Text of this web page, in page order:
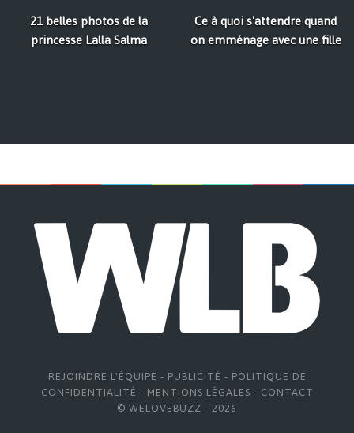
21 belles photos de la
princesse Lalla Salma
Ce à quoi s'attendre quand
on emménage avec une fille
REJOINDRE L'ÉQUIPE - PUBLICITÉ - POLITIQUE DE
CONFIDENTIALITÉ - MENTIONS LÉGALES - CONTACT
© WELOVEBUZZ - 2026